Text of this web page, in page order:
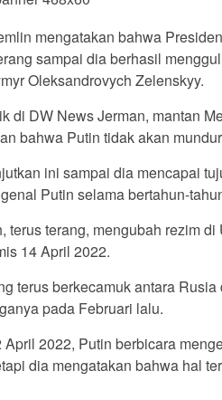
mengatakan bahwa
sampai dia berhasil
Oleksandrovych Zelenskyy.
di DW News Jerman, mantan
bahwa Putin tidak akan
ini sampai dia mencapai
Putin selama bertahun-
terang, mengubah rezim di
14 April 2022.
terus berkecamuk antara
pada Februari lalu.
2022, Putin berbicara
dia mengatakan bahwa hal